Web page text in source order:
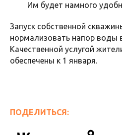
Им будет намного
Запуск собственной
нормализовать напор воды
Качественной услугой
обеспечены к 1 января.
ПОДЕЛИТЬСЯ: